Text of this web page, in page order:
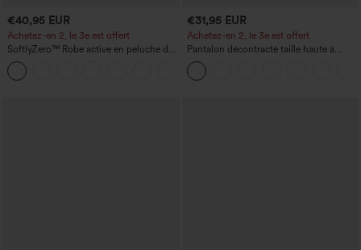
€40,95 EUR
Achetez-en 2, le 3e est offert
SoftlyZero™ Robe active en peluche dos
nu — Édition Hyper Facile
€31,95 EUR
Achetez-en 2, le 3e est offert
Pantalon décontracté taille haute à
cordon, coupe large en mélange de lin,
avec poches